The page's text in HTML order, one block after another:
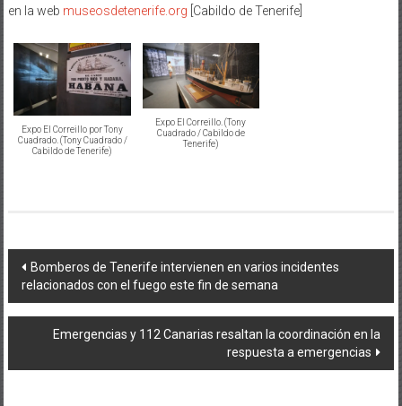
en la web museosdetenerife.org [Cabildo de Tenerife]
Expo El Correillo por Tony
Cuadrado. (Tony Cuadrado /
Cabildo de Tenerife)
Expo El Correillo. (Tony
Cuadrado / Cabildo de
Tenerife)
Navegación
de
entradas
Bomberos de Tenerife intervienen en varios incidentes
relacionados con el fuego este fin de semana
Emergencias y 112 Canarias resaltan la coordinación en la
respuesta a emergencias